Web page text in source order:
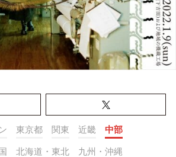
東京都 関東 近畿 中部
北海道・東北 九州・沖縄